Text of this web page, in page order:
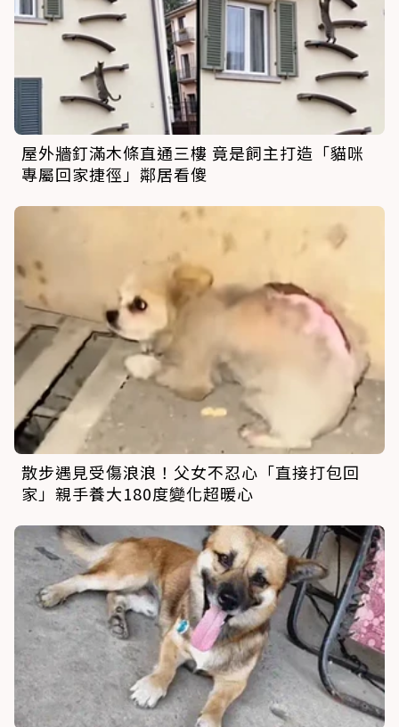
屋外牆釘滿木條直通三樓 竟是飼主打造「貓咪
專屬回家捷徑」鄰居看傻
散步遇見受傷浪浪！父女不忍心「直接打包回
家」親手養大180度變化超暖心